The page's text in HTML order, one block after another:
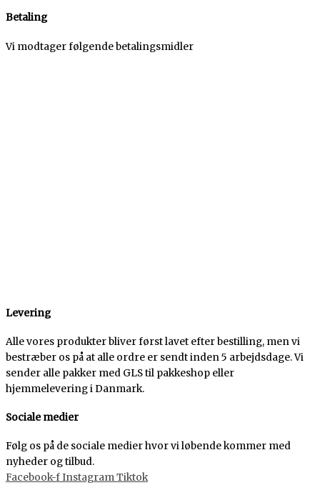
Betaling
Vi modtager følgende betalingsmidler
Levering
Alle vores produkter bliver først lavet efter bestilling, men vi
bestræber os på at alle ordre er sendt inden 5 arbejdsdage. Vi
sender alle pakker med GLS til pakkeshop eller
hjemmelevering i Danmark.
Sociale medier
Følg os på de sociale medier hvor vi løbende kommer med
nyheder og tilbud.
Facebook-fInstagramTiktok